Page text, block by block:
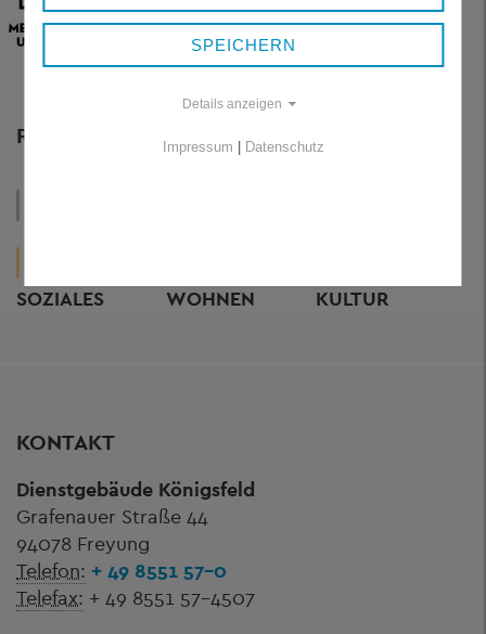
RESSORTS
SOZIALES
WOHNEN
KULTUR
KONTAKT
Dienstgebäude Königsfeld
Grafenauer Straße 44
94078 Freyung
Telefon: + 49 8551 57-0
Telefax: + 49 8551 57-4507
SPEICHERN
Details anzeigen
Impressum Datenschutz